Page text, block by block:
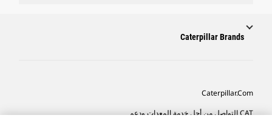
Caterpillar Brands
Caterpillar.com
CAT التواصل من أجل خدمة المعدات ودعم